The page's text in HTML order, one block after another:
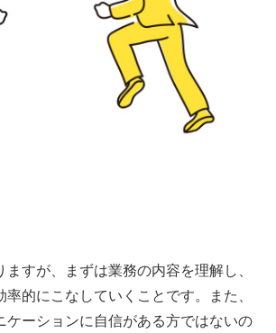
ますが、まずは業務の内容を理解し、
率的にこなしていくことです。また、
ケーションに自信がある方ではないの